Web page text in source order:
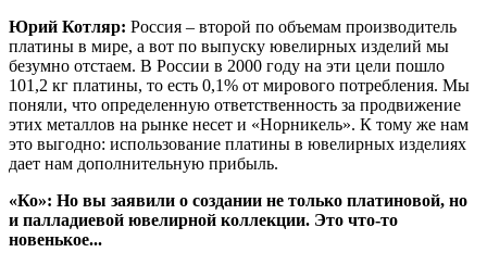
Юрий Котляр: Россия – второй по объемам производитель
платины в мире, а вот по выпуску ювелирных изделий мы
безумно отстаем. В России в 2000 году на эти цели пошло
101,2 кг платины, то есть 0,1% от мирового потребления. Мы
поняли, что определенную ответственность за продвижение
этих металлов на рынке несет и «Норникель». К тому же нам
это выгодно: использование платины в ювелирных изделиях
дает нам дополнительную прибыль.
«Ко»: Но вы заявили о создании не только платиновой, но
и палладиевой ювелирной коллекции. Это что-то
новенькое...